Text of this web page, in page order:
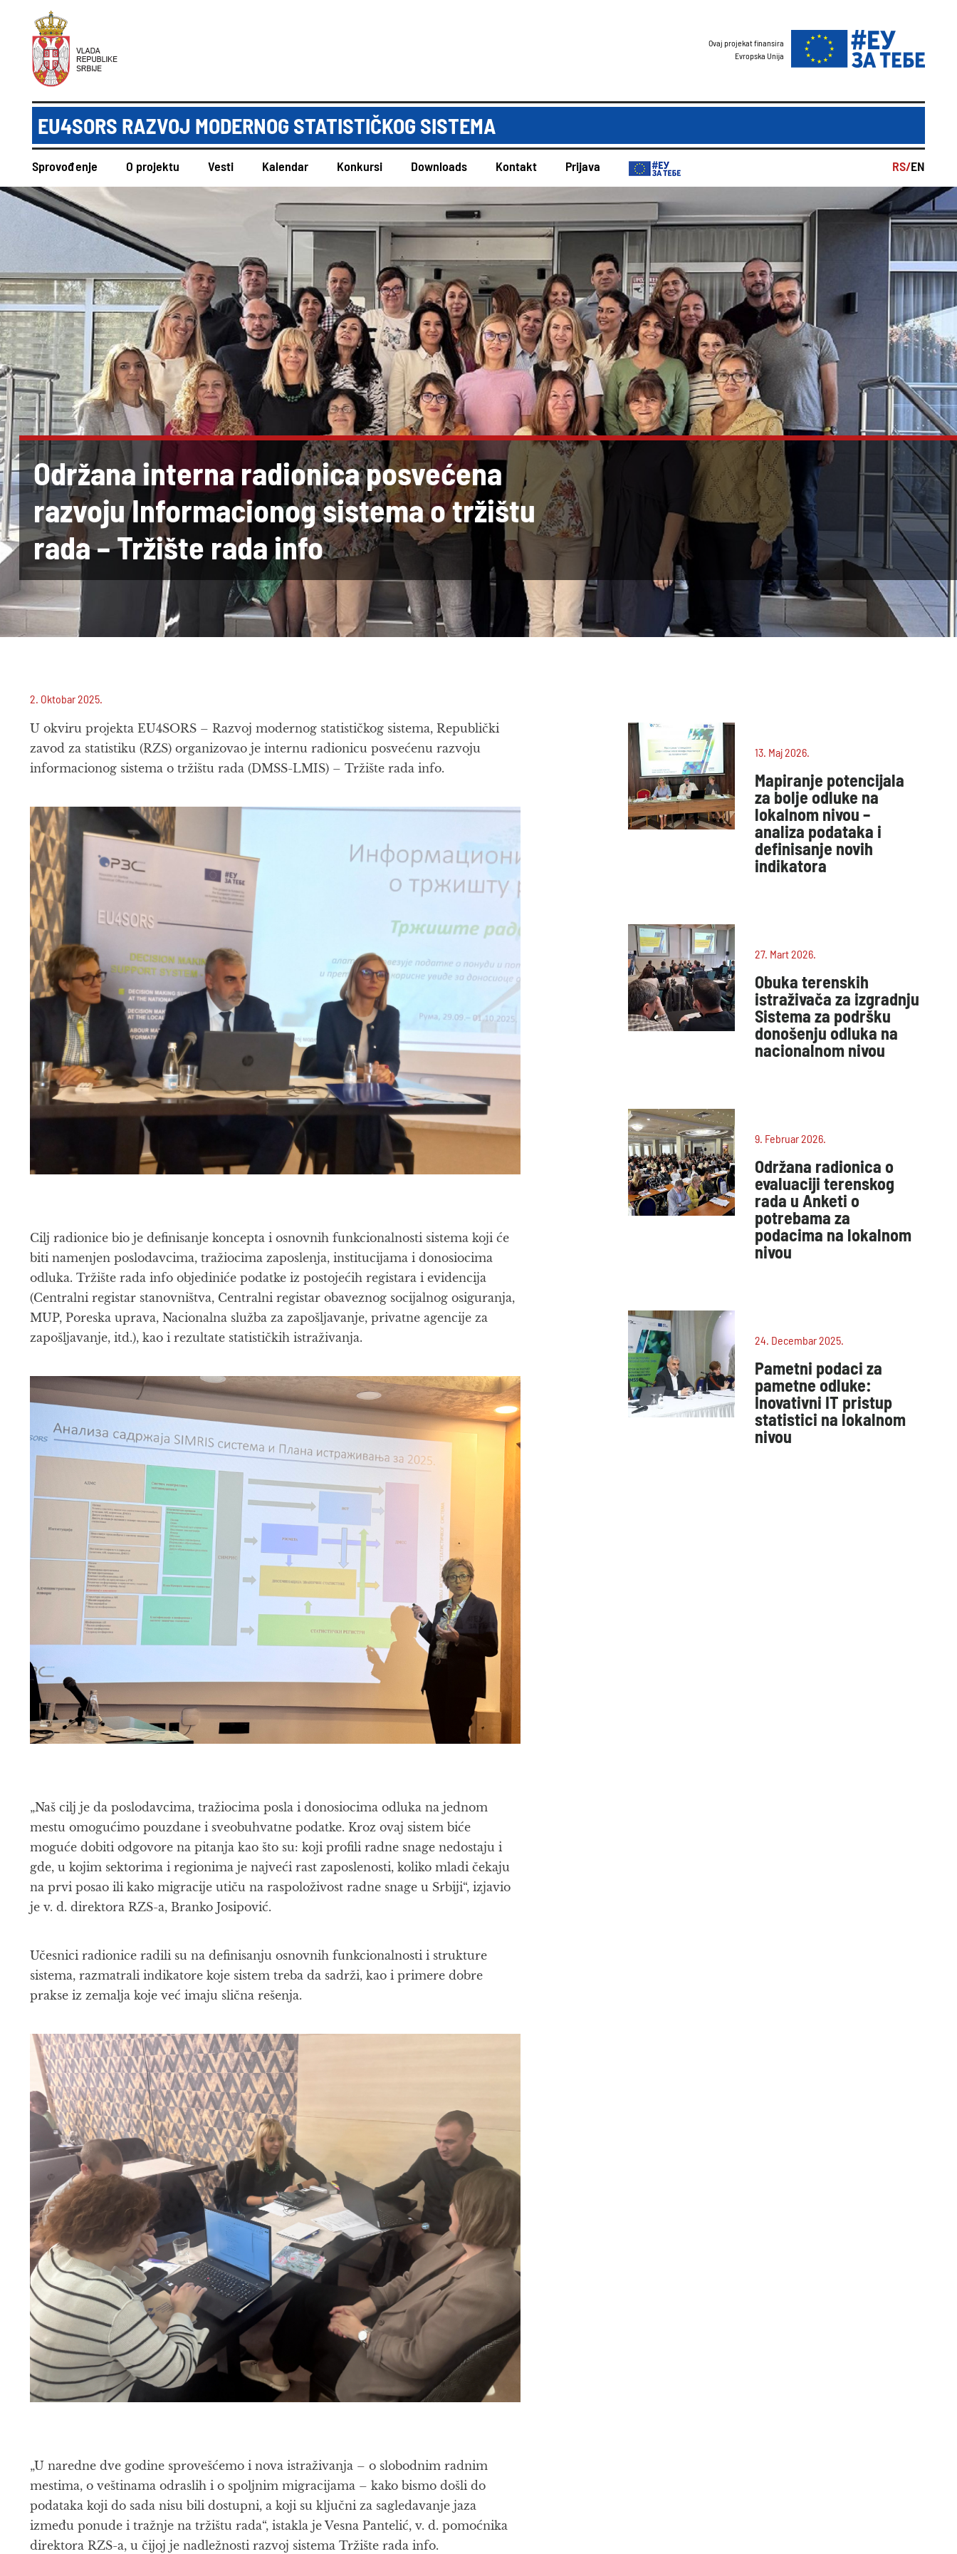
Ovaj projekat finansira
Evropska Unija
EU4SORS RAZVOJ MODERNOG STATISTIČKOG SISTEMA
Sprovođenje O projektu Vesti Kalendar Konkursi Downloads Kontakt Prijava RS/EN
Održana interna radionica posvećena
razvoju Informacionog sistema o tržištu
rada – Tržište rada info
2. Oktobar 2025.
U okviru projekta EU4SORS – Razvoj modernog statističkog sistema, Republički
zavod za statistiku (RZS) organizovao je internu radionicu posvećenu razvoju
informacionog sistema o tržištu rada (DMSS-LMIS) – Tržište rada info.
Cilj radionice bio je definisanje koncepta i osnovnih funkcionalnosti sistema koji će
biti namenjen poslodavcima, tražiocima zaposlenja, institucijama i donosiocima
odluka. Tržište rada info objediniće podatke iz postojećih registara i evidencija
(Centralni registar stanovništva, Centralni registar obaveznog socijalnog osiguranja,
MUP, Poreska uprava, Nacionalna služba za zapošljavanje, privatne agencije za
zapošljavanje, itd.), kao i rezultate statističkih istraživanja.
„Naš cilj je da poslodavcima, tražiocima posla i donosiocima odluka na jednom
mestu omogućimo pouzdane i sveobuhvatne podatke. Kroz ovaj sistem biće
moguće dobiti odgovore na pitanja kao što su: koji profili radne snage nedostaju i
gde, u kojim sektorima i regionima je najveći rast zaposlenosti, koliko mladi čekaju
na prvi posao ili kako migracije utiču na raspoloživost radne snage u Srbiji“, izjavio
je v. d. direktora RZS-a, Branko Josipović.
Učesnici radionice radili su na definisanju osnovnih funkcionalnosti i strukture
sistema, razmatrali indikatore koje sistem treba da sadrži, kao i primere dobre
prakse iz zemalja koje već imaju slična rešenja.
„U naredne dve godine sprovešćemo i nova istraživanja – o slobodnim radnim
mestima, o veštinama odraslih i o spoljnim migracijama – kako bismo došli do
podataka koji do sada nisu bili dostupni, a koji su ključni za sagledavanje jaza
između ponude i tražnje na tržištu rada“, istakla je Vesna Pantelić, v. d. pomoćnika
direktora RZS-a, u čijoj je nadležnosti razvoj sistema Tržište rada info.
13. Maj 2026.
Mapiranje potencijala
za bolje odluke na
lokalnom nivou –
analiza podataka i
definisanje novih
indikatora
27. Mart 2026.
Obuka terenskih
istraživača za izgradnju
Sistema za podršku
donošenju odluka na
nacionalnom nivou
9. Februar 2026.
Održana radionica o
evaluaciji terenskog
rada u Anketi o
potrebama za
podacima na lokalnom
nivou
24. Decembar 2025.
Pametni podaci za
pametne odluke:
Inovativni IT pristup
statistici na lokalnom
nivou